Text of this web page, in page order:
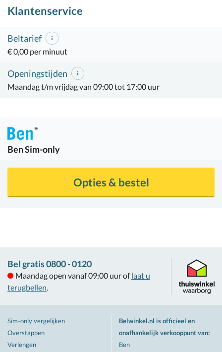
Klantenservice
Beltarief
€ 0,00 per minuut
Openingstijden
Maandag t/m vrijdag van 09:00 tot 17:00 uur
BenSim-only
Opties & bestel
Bel gratis 0800 - 0120
Maandag open vanaf 09:00 uur of laat u
terugbellen.
Sim-only vergelijken
Overstappen
Verlengen
Belwinkel.nl is officieel en
onafhankelijk verkooppunt van:
Ben